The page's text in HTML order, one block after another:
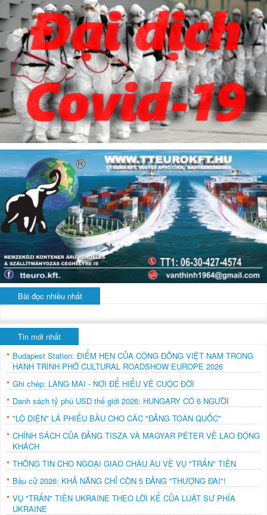
Bài đọc nhiều nhất
Tin mới nhất
Budapest Station: ĐIỂM HẸN CỦA CỘNG ĐỒNG VIỆT NAM TRONG
HÀNH TRÌNH PHỞ CULTURAL ROADSHOW EUROPE 2026
Ghi chép: LÀNG MAI - NƠI ĐỂ HIỂU VỀ CUỘC ĐỜI
Danh sách tỷ phú USD thế giới 2026: HUNGARY CÓ 6 NGƯỜI
"LỘ DIỆN" LÁ PHIẾU BẦU CHO CÁC "ĐẢNG TOÀN QUỐC"
CHÍNH SÁCH CỦA ĐẢNG TISZA VÀ MAGYAR PÉTER VỀ LAO ĐỘNG
KHÁCH
THÔNG TIN CHO NGOẠI GIAO CHÂU ÂU VỀ VỤ "TRẤN" TIỀN
Bầu cử 2026: KHẢ NĂNG CHỈ CÒN 5 ĐẢNG "THƯỢNG ĐÀI"!
VỤ "TRẤN" TIỀN UKRAINE THEO LỜI KỂ CỦA LUẬT SƯ PHÍA
UKRAINE